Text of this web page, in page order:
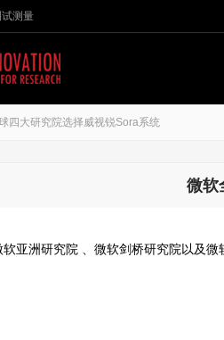
测量
四大研究院选择威视锐Sora系统
微软
亚洲研究院 、微软剑桥研究院以及